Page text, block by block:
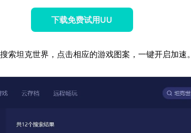
下载免费试用UU
索坦克世界，点击相应的游戏图案，一键开启加速。